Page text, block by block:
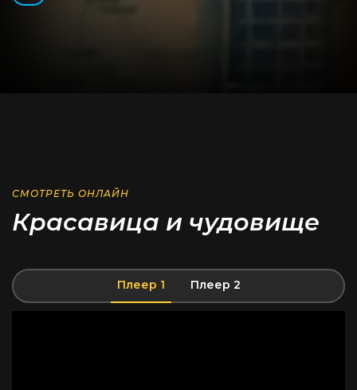
СМОТРЕТЬ ОНЛАЙН
Красавица и чудовище
Плеер 1 Плеер 2